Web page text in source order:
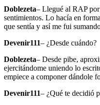
Doblezeta– Llegué al RAP por
sentimientos. Lo hacía en
que sentía y así me fui
Devenir111– ¿Desde cuándo?
Doblezeta– Desde pibe,
ejercitándome uniendo lo
empiece a componer dándole
Devenir111– ¿Qué te decidió